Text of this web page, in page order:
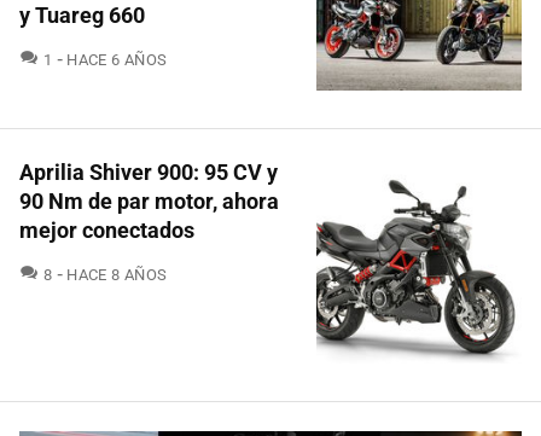
y Tuareg 660
1 COMENTARIOS
HACE 6 AÑOS
Aprilia Shiver 900: 95 CV y
90 Nm de par motor, ahora
mejor conectados
8 COMENTARIOS
HACE 8 AÑOS